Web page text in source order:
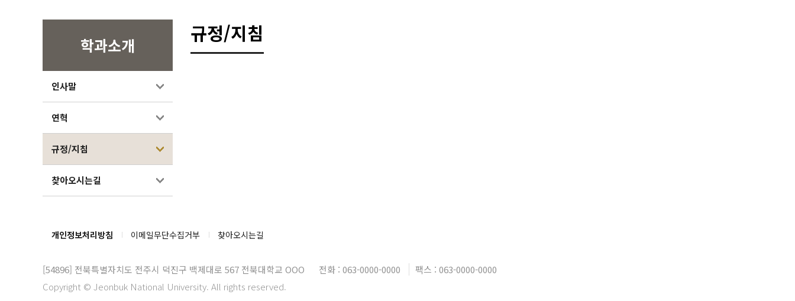
학과소개
인사말
연혁
규정/지침
찾아오시는길
규정/지침
개인정보처리방침 이메일무단수집거부 찾아오시는길
[54896] 전북특별자치도 전주시 덕진구 백제대로 567 전북대학교 OOO 전화 : 063-0000-0000
팩스 : 063-0000-0000
Copyright © Jeonbuk National University. All rights reserved.